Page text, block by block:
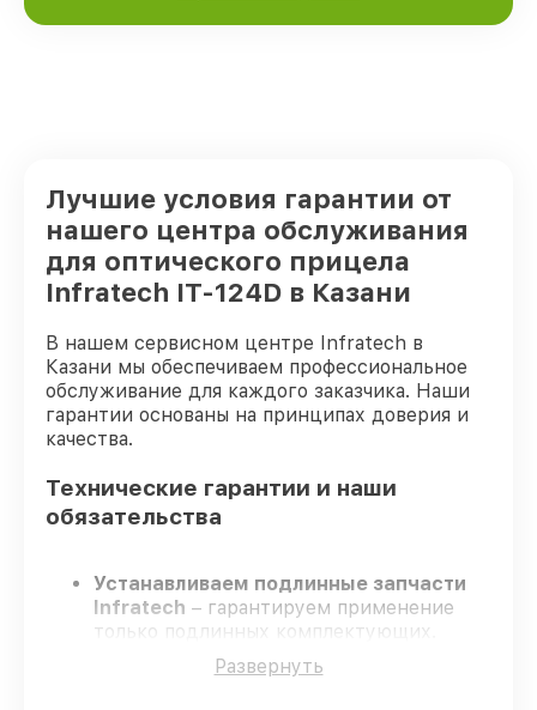
Лучшие условия гарантии от
нашего центра обслуживания
для оптического прицела
Infratech IT-124D в Казани
В нашем сервисном центре Infratech в
Казани мы обеспечиваем профессиональное
обслуживание для каждого заказчика. Наши
гарантии основаны на принципах доверия и
качества.
Технические гарантии и наши
обязательства
Устанавливаем подлинные запчасти
Infratech – гарантируем применение
только подлинных комплектующих.
Сертифицированные инженеры
проходят строгий отбор, что
Развернуть